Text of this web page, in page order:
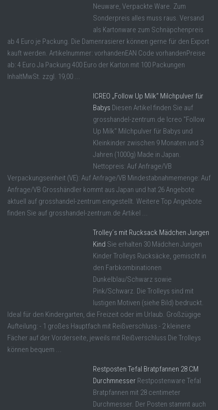
Neuware, Verpackte Ware. Zum
Sonderpreis alles muss raus. Versand
als Kartonware zum Schnäpchenpreis
ab 4 Euro je Packung. Die Damenrasierer können gerne für den Export
kauft werden. Artikelnummer: vorhandenEAN Code vorhandenPreise
ab: 4 Euro Ja Packung 400 Euro der Karton mit 100 Packungen
InhaltMwSt. zzgl. 19,00 ...
ICREO „Follow Up Milk“ Milchpulver für
Babys Diesen Artikel finden Sie auf
grosshandel-zentrum.de Icreo "Follow
Up Milk" Milchpulver für Babys und
Kleinkinder zwischen 9 Monaten und 3
Jahren (1000g) Made in Japan.
Nettopreis: Auf Anfrage/VB
Verpackungseinheit (VE): Auf Anfrage/VB Mindestabnahmemenge: Auf
Anfrage/VB Grosshändler kommt aus Japan und hat 26 Angebote
aktuell auf grosshandel-zentrum eingestellt. Weitere Top Angebote
finden Sie auf grosshandel-zentrum.de Artikel ...
Trolley´s mit Rucksack Mädchen Jungen
Kind Sie erhalten 30 Mädchen Jungen
Kinder Trolleys Rucksäcke, gemischt in
den Farbkombinationen
Dunkelblau/Schwarz sowie
Pink/Schwarz. Die Trolleys sind mit
lustigen Motiven (siehe Bild) bedruckt.
Ideal für den Kindergarten, die Freizeit oder im Urlaub. Großzügige
Aufteilung: - 1 großes Hauptfach mit Reißverschluss - 2 kleinere
Fächer auf der Vorderseite, jeweils mit Reißverschluss Die Trolleys
können bequem ...
Restposten Tefal Bratpfannen 28 CM
Durchmnesser Restpostenware Tefal
Bratpfannen mit 28 centimeter
Durchmesser. Der Posten stammt auch